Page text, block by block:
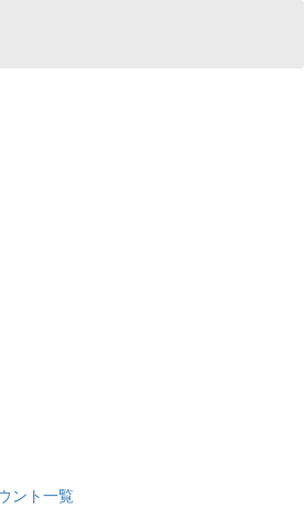
ント一覧